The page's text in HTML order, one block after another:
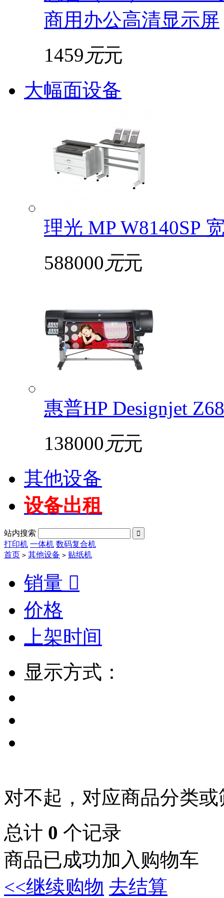
商用办公高清显示屏
1459 元元
大幅面设备
理光 MP W8140SP
588000 元元
惠普HP Designjet
138000 元元
其他设备
设备出租
站内搜索 
打印机 一体机 数码复合机
首页 > 其他设备 > 贴纸机
销量 
价格
上架时间
显示方式：
对不起，对应商品分类
总计 0 个记录
商品已成功加入购物车
<<继续购物 去结算